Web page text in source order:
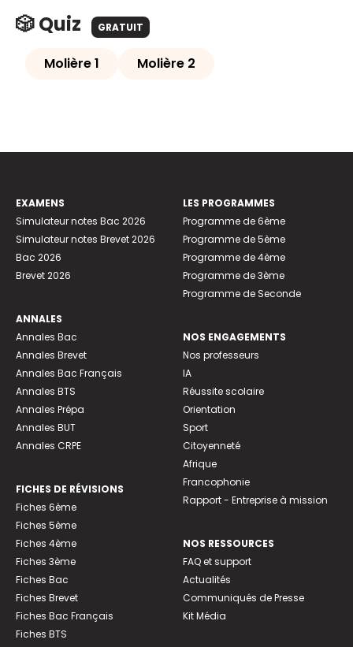
🎲 Quiz GRATUIT
Molière 1 Molière 2
EXAMENS
Simulateur notes Bac 2026
Simulateur notes Brevet 2026
Bac 2026
Brevet 2026
ANNALES
Annales Bac
Annales Brevet
Annales Bac Français
Annales BTS
Annales Prépa
Annales BUT
Annales CRPE
FICHES DE RÉVISIONS
Fiches 6ème
Fiches 5ème
Fiches 4ème
Fiches 3ème
Fiches Bac
Fiches Brevet
Fiches Bac Français
Fiches BTS
LES PROGRAMMES
Programme de 6ème
Programme de 5ème
Programme de 4ème
Programme de 3ème
Programme de Seconde
NOS ENGAGEMENTS
Nos professeurs
IA
Réussite scolaire
Orientation
Sport
Citoyenneté
Afrique
Francophonie
Rapport - Entreprise à mission
NOS RESSOURCES
FAQ et support
Actualités
Communiqués de Presse
Kit Média